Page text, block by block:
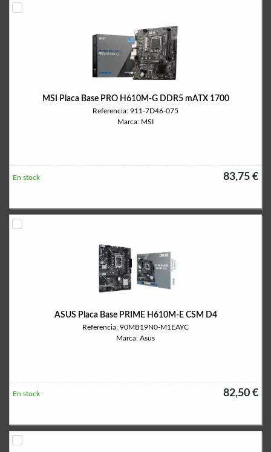
MSI Placa Base PRO H610M-G DDR5 mATX 1700
Referencia: 911-7D46-075
Marca: MSI
83,75 €
En stock
ASUS Placa Base PRIME H610M-E CSM D4
Referencia: 90MB19N0-M1EAYC
Marca: Asus
82,50 €
En stock